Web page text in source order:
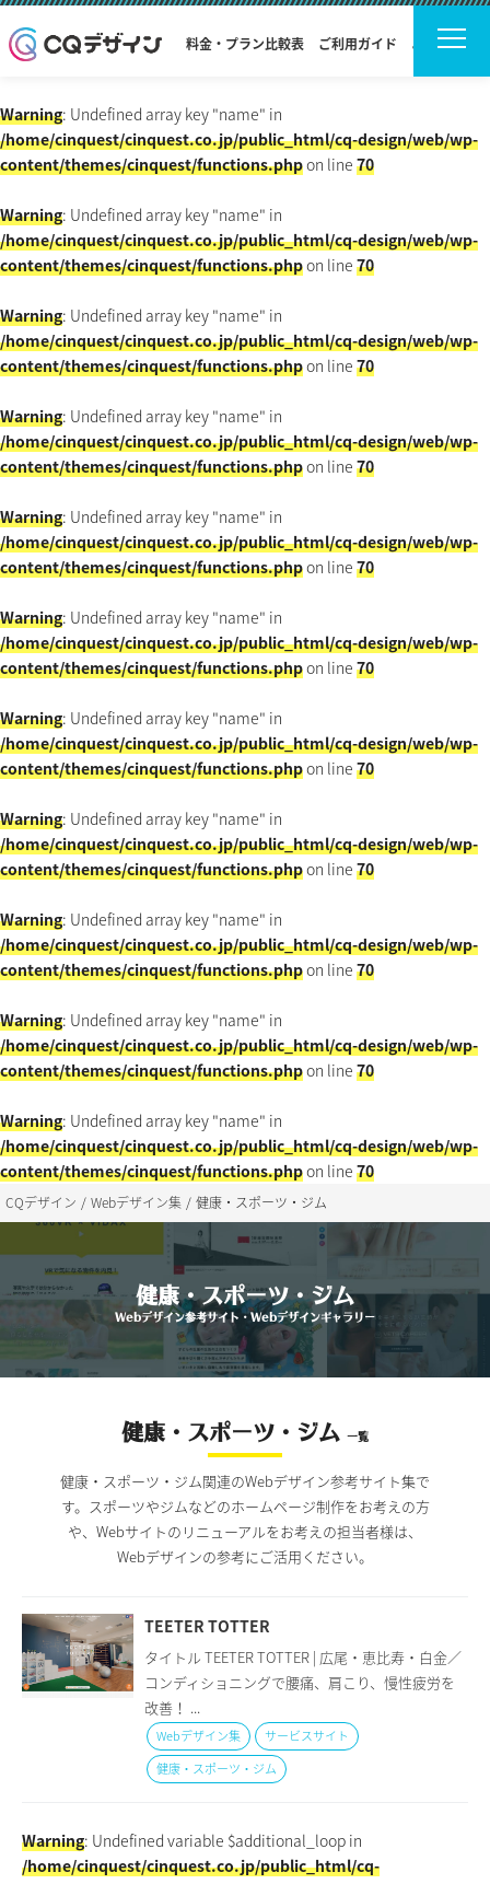
Warning: Undefined array key "name" in
/home/cinquest/cinquest.co.jp/public_html/cq-design/web/wp-
content/themes/cinquest/functions.phpon line 70
Warning: Undefined array key "name" in
/home/cinquest/cinquest.co.jp/public_html/cq-design/web/wp-
content/themes/cinquest/functions.phpon line 70
Warning: Undefined array key "name" in
/home/cinquest/cinquest.co.jp/public_html/cq-design/web/wp-
content/themes/cinquest/functions.phpon line 70
Warning: Undefined array key "name" in
/home/cinquest/cinquest.co.jp/public_html/cq-design/web/wp-
content/themes/cinquest/functions.phpon line 70
Warning: Undefined array key "name" in
/home/cinquest/cinquest.co.jp/public_html/cq-design/web/wp-
content/themes/cinquest/functions.phpon line 70
Warning: Undefined array key "name" in
/home/cinquest/cinquest.co.jp/public_html/cq-design/web/wp-
content/themes/cinquest/functions.phpon line 70
Warning: Undefined array key "name" in
/home/cinquest/cinquest.co.jp/public_html/cq-design/web/wp-
content/themes/cinquest/functions.phpon line 70
Warning: Undefined array key "name" in
/home/cinquest/cinquest.co.jp/public_html/cq-design/web/wp-
content/themes/cinquest/functions.phpon line 70
Warning: Undefined array key "name" in
/home/cinquest/cinquest.co.jp/public_html/cq-design/web/wp-
content/themes/cinquest/functions.phpon line 70
Warning: Undefined array key "name" in
/home/cinquest/cinquest.co.jp/public_html/cq-design/web/wp-
content/themes/cinquest/functions.phpon line 70
Warning: Undefined array key "name" in
/home/cinquest/cinquest.co.jp/public_html/cq-design/web/wp-
content/themes/cinquest/functions.phpon line 70
料金・プラン比較表 ご利用ガイド よくある質問
CQデザイン Webデザイン集 健康・スポーツ・ジム
健康・スポーツ・ジム
Webデザイン参考サイト・Webデザインギャラリー
健康・スポーツ・ジム 一覧
健康・スポーツ・ジム関連のWebデザイン参考サイト集で
す。スポーツやジムなどのホームページ制作をお考えの方
や、Webサイトのリニューアルをお考えの担当者様は、
Webデザインの参考にご活用ください。
TEETER TOTTER
タイトル TEETER TOTTER | 広尾・恵比寿・白金／
コンディショニングで腰痛、肩こり、慢性疲労を
改善！ ...
Webデザイン集
サービスサイト
健康・スポーツ・ジム
Warning: Undefined variable $additional_loop in
/home/cinquest/cinquest.co.jp/public_html/cq-